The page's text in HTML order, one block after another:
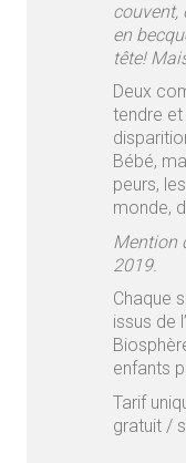
couvent,
en
tête!
Deux
tendre et
Bébé,
peurs,
monde,
Mention
2019.
Chaque
issus de
enfants
Tarif
gratuit /